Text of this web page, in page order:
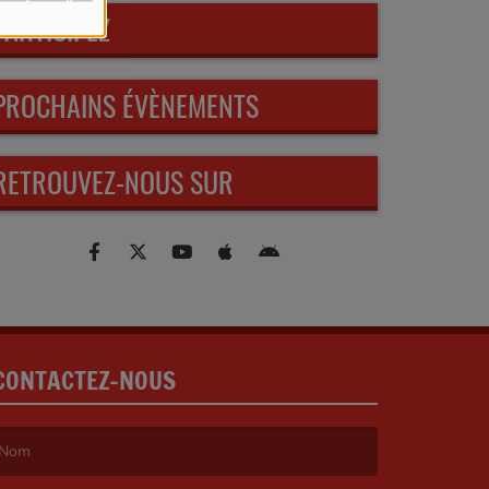
ÉVÈNEMENTS
NOUS SUR
NOUS